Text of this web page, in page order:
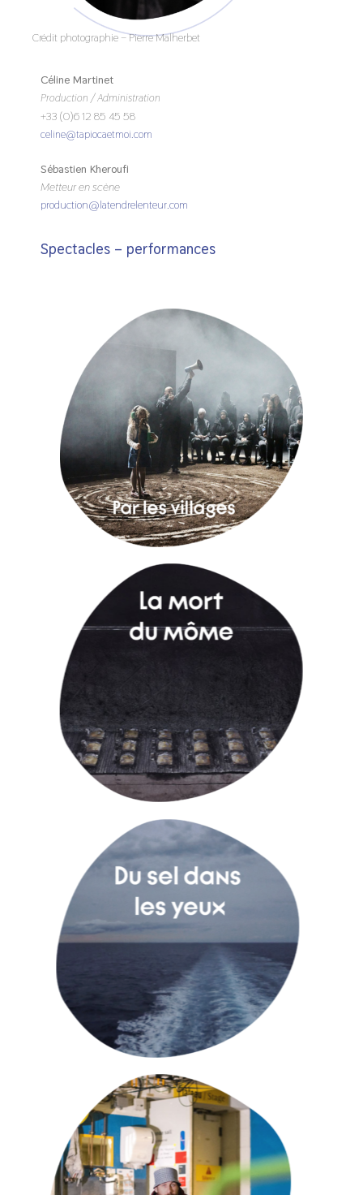
Crédit photographie – Pierre Malherbet
Céline Martinet
Production / Administration
+33 (0)6 12 85 45 58
celine@tapiocaetmoi.com
Sébastien Kheroufi
Metteur en scène
production@latendrelenteur.com
Spectacles – performances